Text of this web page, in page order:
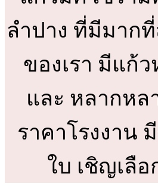
ลำปาง ที่มีมาก
ของเรา มีแก้
และ หลากหล
ราคาโรงงาน
ใบ เชิญเลือ